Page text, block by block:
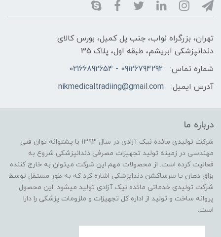
تهران، بزرگراه نواب، جنب پل کمیل، بورس کالای
دندانپزشکی ابریشم، طبقه اول، پلاک 35
شماره تماس:
09126794292 - 02166892654
آدرس ایمیل:
nikmedicaltradiing@gmail.com
درباره ما
شرکت تولیدی مائده نیک آزادی در سال 1393 با پشتوانه توان فنی
مهندسی در زمینه تولید تجهیزات مصرفی دندانپزشکی شروع به
فعالیت کرده است. از محصولات مهم این شرکت میتوان به خارج کننده
بزاق دهان یا سرساکشن دنداپزشکی اشاره کرد که به طور مستقل توسط
شرکت تولیدی خدماتی مائده نیک آزادی تولید میشود. این محصول
پروانه ساخت و تولید از اداره کل تجهیزات و ملزومات پزشکی را دارا
است.